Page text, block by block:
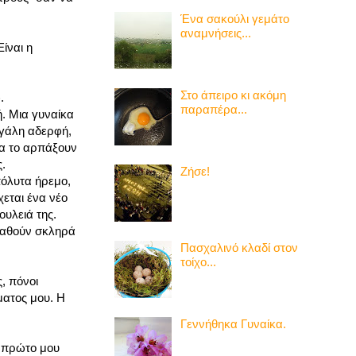
η
Μια γυναίκα
αδερφή,
το αρπάξουν
ήρεμο,
ένα νέο
της.
σκληρά
πόνοι
μου. Η
πρώτο μου
Ένα σακούλι γεμάτο
αναμνήσεις...
Στο άπειρο κι ακόμη
παραπέρα...
Ζήσε!
Πασχαλινό κλαδί στον
τοίχο...
Γεννήθηκα Γυναίκα.